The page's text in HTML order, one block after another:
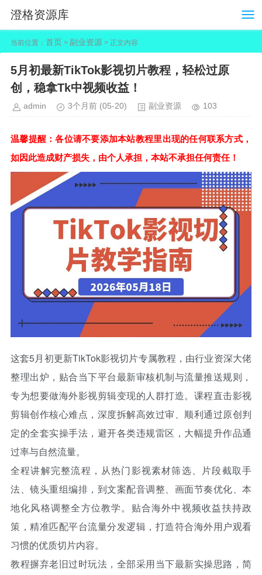
澄格资源库
当前位置： 首页 > 副业资源 > 正文内容
5月初最新TikTok影视切片教程，轻松过原
创，稳拿Tk中视频收益！
admin 3个月前 (05-20) 副业资源 103
温馨提醒：各位请不要添加本站教程里出现的任何联系方式，
如因此造成财产损失，由个人承担，本站不承担任何责任！
这套5月初更新TikTok影视切片专属教程，由行业资深大佬
整理出炉，贴合当下平台最新审核机制与流量推送规则，
专为想要做海外影视剪辑变现的人群打造。课程直击影视
剪辑创作核心难点，深度拆解高效过审、顺利通过原创判
定的全套实操手法，避开各类违规雷区，大幅提升作品通
过率与自然流量。
全程讲解完整流程，从热门影视素材筛选、片段截取手
法、镜头重组编排，到文案配音调整、画面节奏优化、本
地化风格调整全方位教学。贴合海外中视频收益扶持政
策，精准匹配平台流量分发逻辑，打造符合海外用户观看
习惯的优质切片内容。
教程摒弃老旧过时玩法，全部采用当下最新实操思路，简